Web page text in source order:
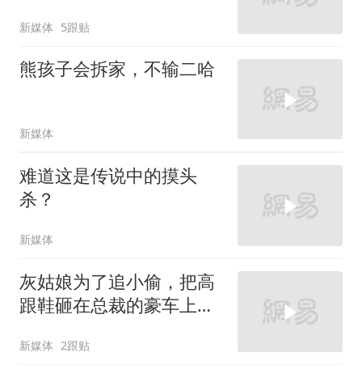
新媒体 5跟贴
熊孩子会拆家，不输二哈
新媒体
难道这是传说中的摸头
杀？
新媒体
灰姑娘为了追小偷，把高
跟鞋砸在总裁的豪车上，
新媒体 2跟贴